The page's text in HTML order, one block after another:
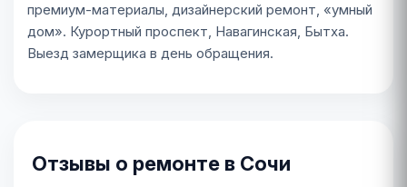
премиум-материалы, дизайнерский ремонт, «умный
дом». Курортный проспект, Навагинская, Бытха.
Выезд замерщика в день обращения.
Отзывы о ремонте в Сочи